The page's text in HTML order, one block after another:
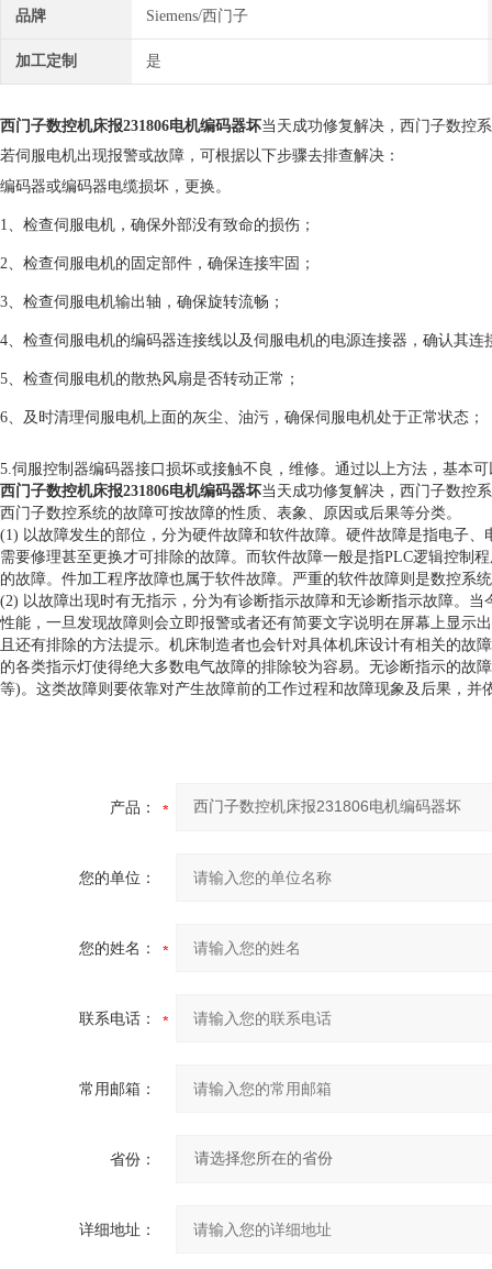
品牌 Siemens/西门子
加工定制 是
西门子数控机床报231806电机编码器坏当天成功修复解决，西门子数控
若伺服电机出现报警或故障，可根据以下步骤去排查解决：
编码器或编码器电缆损坏，更换。
1、检查伺服电机，确保外部没有致命的损伤；
2、检查伺服电机的固定部件，确保连接牢固；
3、检查伺服电机输出轴，确保旋转流畅；
4、检查伺服电机的编码器连接线以及伺服电机的电源连接器，确认其连
5、检查伺服电机的散热风扇是否转动正常；
6、及时清理伺服电机上面的灰尘、油污，确保伺服电机处于正常状态；
5.伺服控制器编码器接口损坏或接触不良，维修。通过以上方法，基本
西门子数控机床报231806电机编码器坏当天成功修复解决，西门子数控
西门子数控系统的故障可按故障的性质、表象、原因或后果等分类。
(1) 以故障发生的部位，分为硬件故障和软件故障。硬件故障是指电子
需要修理甚至更换才可排除的故障。而软件故障一般是指PLC逻辑控制
的故障。件加工程序故障也属于软件故障。严重的软件故障则是数控系
(2) 以故障出现时有无指示，分为有诊断指示故障和无诊断指示故障。
性能，一旦发现故障则会立即报警或者还有简要文字说明在屏幕上显示
且还有排除的方法提示。机床制造者也会针对具体机床设计有相关的
的各类指示灯使得绝大多数电气故障的排除较为容易。无诊断指示的故
等)。这类故障则要依靠对产生故障前的工作过程和故障现象及后果，
产品：
您的单位：
您的姓名：
联系电话：
常用邮箱：
省份：
详细地址：